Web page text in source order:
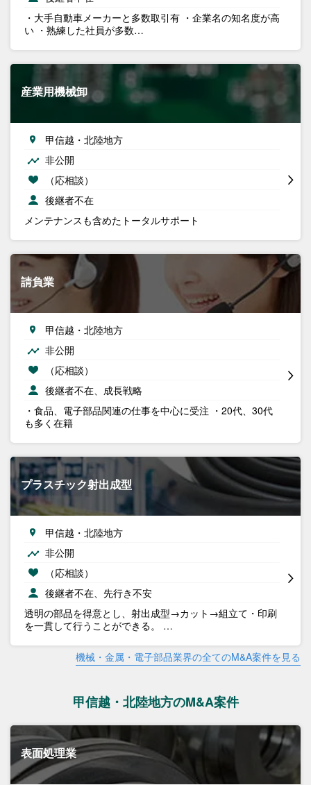
・大手自動車メーカーと多数取引有 ・企業名の知名度が高
い ・熟練した社員が多数…
産業用機械卸
甲信越・北陸地方
非公開
（応相談）
後継者不在
メンテナンスも含めたトータルサポート
請負業
甲信越・北陸地方
非公開
（応相談）
後継者不在、成長戦略
・食品、電子部品関連の仕事を中心に受注 ・20代、30代
も多く在籍
プラスチック射出成型
甲信越・北陸地方
非公開
（応相談）
後継者不在、先行き不安
透明の部品を得意とし、射出成型→カット→組立て・印刷
を一貫して行うことができる。 …
機械・金属・電子部品業界の全てのM&A案件を見る
甲信越・北陸地方のM&A案件
表面処理業